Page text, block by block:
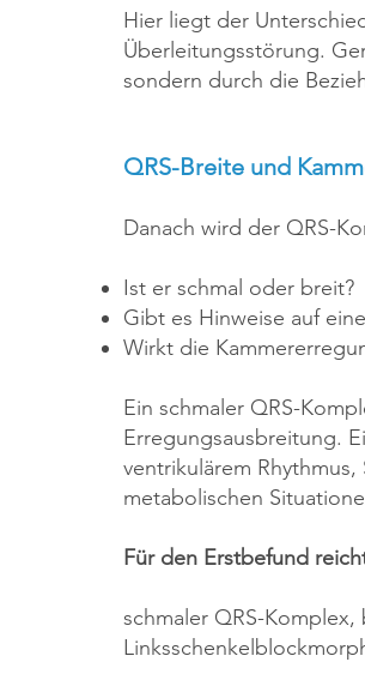
Hier liegt der
Überleitungsstörung.
sondern durch die
QRS-Breite und
Danach wird der QRS-
Ist er schmal oder breit?
Gibt es Hinweise auf
Wirkt die
Ein schmaler QRS-
Erregungsausbreitung.
ventrikulärem
metabolischen
Für den Erstbefund
schmaler QRS-